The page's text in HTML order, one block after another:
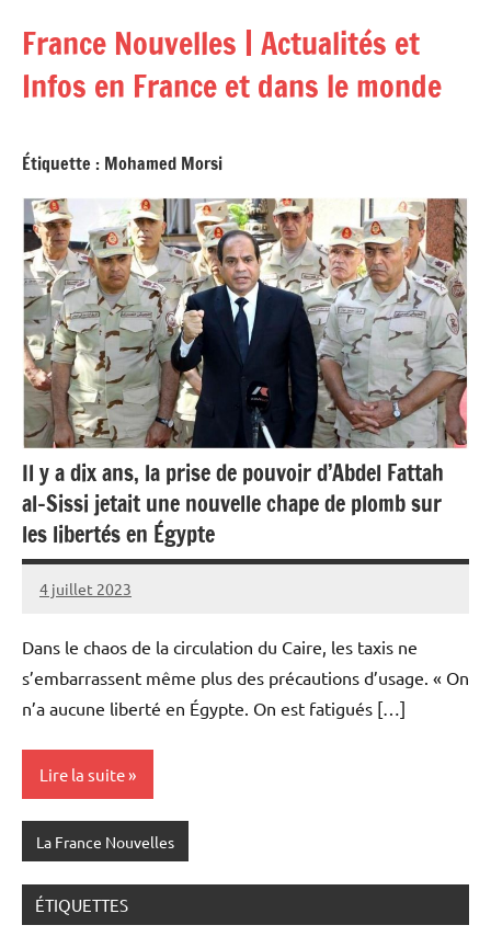
contenu
France Nouvelles | Actualités et
Infos en France et dans le monde
Étiquette : Mohamed Morsi
Il y a dix ans, la prise de pouvoir d’Abdel Fattah
al-Sissi jetait une nouvelle chape de plomb sur
les libertés en Égypte
4 juillet 2023
Admins
Dans le chaos de la circulation du Caire, les taxis ne
s’embarrassent même plus des précautions d’usage. « On
n’a aucune liberté en Égypte. On est fatigués […]
Lire la suite
La France Nouvelles
ÉTIQUETTES